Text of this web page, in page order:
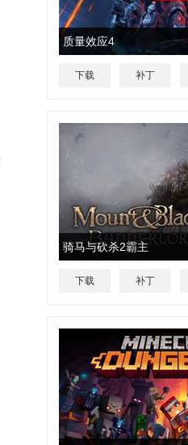
质量效应4
下载 补丁
骑马与砍杀2霸主
下载 补丁